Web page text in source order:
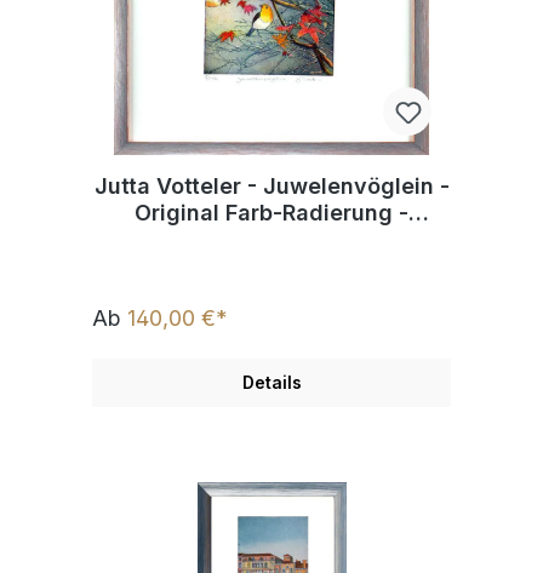
Jutta Votteler - Juwelenvöglein -
Original Farb-Radierung -
Ab 140,00 €*
Details